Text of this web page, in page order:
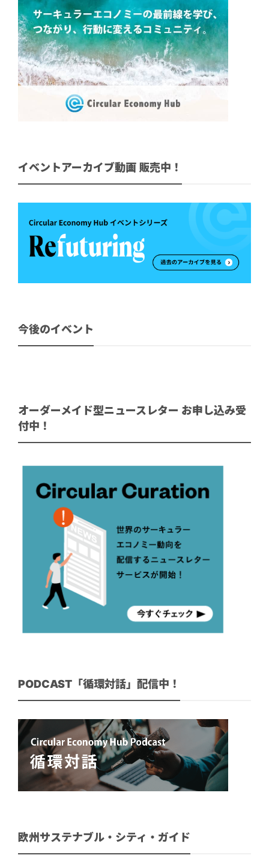
イベントアーカイブ動画 販売中！
今後のイベント
オーダーメイド型ニュースレター お申し込み受
付中！
PODCAST「循環対話」配信中！
欧州サステナブル・シティ・ガイド